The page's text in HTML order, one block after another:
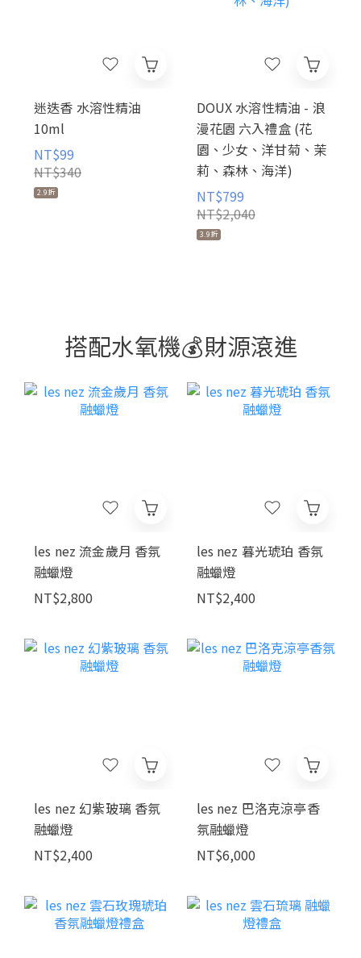
迷迭香 水溶性精油
10ml
NT$99
NT$340
2.9折
DOUX 水溶性精油 - 浪
漫花園 六入禮盒 (花
園、少女、洋甘菊、茉
莉、森林、海洋)
NT$799
NT$2,040
3.9折
搭配水氧機💰財源滾進
les nez 流金歲月 香氛
融蠟燈
NT$2,800
les nez 暮光琥珀 香氛
融蠟燈
NT$2,400
les nez 幻紫玻璃 香氛
融蠟燈
NT$2,400
les nez 巴洛克涼亭香
氛融蠟燈
NT$6,000